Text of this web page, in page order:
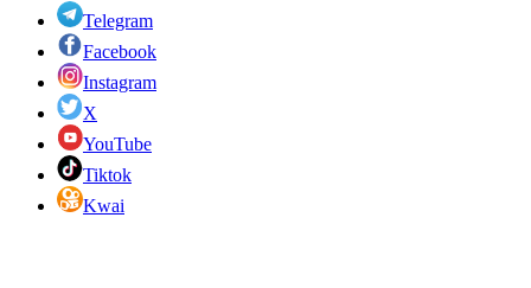
Telegram
Facebook
Instagram
X
YouTube
Tiktok
Kwai